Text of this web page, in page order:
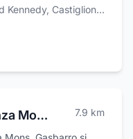
Viale John Fitzgerald Kennedy, Castiglione Messer Marino
Casa di Accoglienza Mons. Gasbarro Madonna delle Grazie 7.9 km